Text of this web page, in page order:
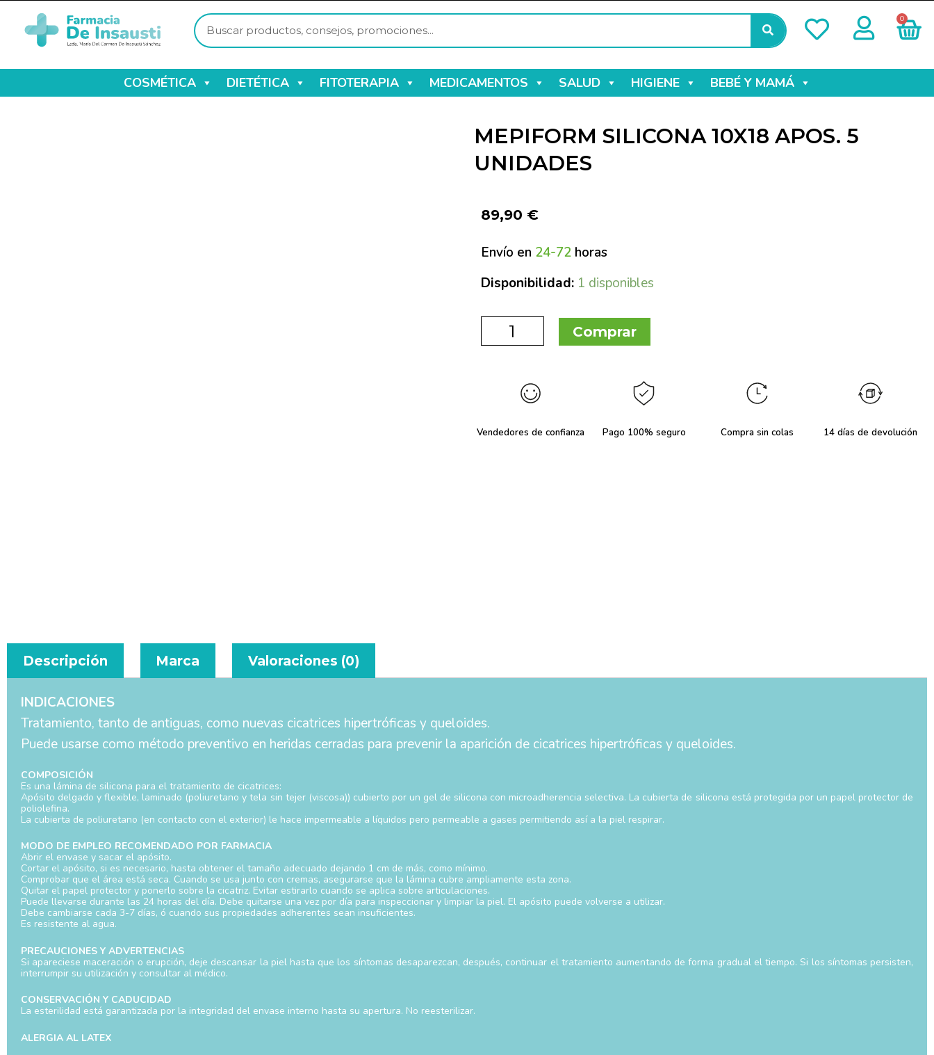
0
COSMÉTICA DIETÉTICA FITOTERAPIA MEDICAMENTOS SALUD HIGIENE BEBÉ Y MAMÁ
MEPIFORM SILICONA 10X18 APOS. 5
UNIDADES
89,90 €
Envío en 24-72 horas
Disponibilidad: 1 disponibles
Comprar
Vendedores de confianza Pago 100% seguro Compra sin colas 14 días de devolución
Descripción Marca Valoraciones (0)
INDICACIONES
Tratamiento, tanto de antiguas, como nuevas cicatrices hipertróficas y queloides.
Puede usarse como método preventivo en heridas cerradas para prevenir la aparición de cicatrices hipertróficas y queloides.
COMPOSICIÓN
Es una lámina de silicona para el tratamiento de cicatrices:
Apósito delgado y flexible, laminado (poliuretano y tela sin tejer (viscosa)) cubierto por un gel de silicona con microadherencia selectiva. La cubierta de silicona está protegida por un papel protector de
poliolefina.
La cubierta de poliuretano (en contacto con el exterior) le hace impermeable a líquidos pero permeable a gases permitiendo así a la piel respirar.
MODO DE EMPLEO RECOMENDADO POR FARMACIA
Abrir el envase y sacar el apósito.
Cortar el apósito, si es necesario, hasta obtener el tamaño adecuado dejando 1 cm de más, como mínimo.
Comprobar que el área está seca. Cuando se usa junto con cremas, asegurarse que la lámina cubre ampliamente esta zona.
Quitar el papel protector y ponerlo sobre la cicatriz. Evitar estirarlo cuando se aplica sobre articulaciones.
Puede llevarse durante las 24 horas del día. Debe quitarse una vez por día para inspeccionar y limpiar la piel. El apósito puede volverse a utilizar.
Debe cambiarse cada 3-7 días, ó cuando sus propiedades adherentes sean insuficientes.
Es resistente al agua.
PRECAUCIONES Y ADVERTENCIAS
Si apareciese maceración o erupción, deje descansar la piel hasta que los síntomas desaparezcan, después, continuar el tratamiento aumentando de forma gradual el tiempo. Si los síntomas persisten,
interrumpir su utilización y consultar al médico.
CONSERVACIÓN Y CADUCIDAD
La esterilidad está garantizada por la integridad del envase interno hasta su apertura. No reesterilizar.
ALERGIA AL LATEX